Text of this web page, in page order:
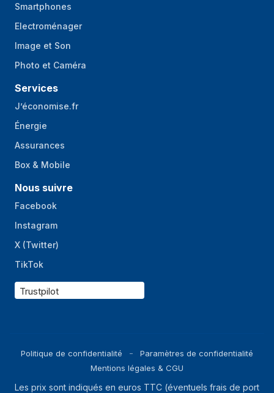
Smartphones
Electroménager
Image et Son
Photo et Caméra
Services
J’économise.fr
Énergie
Assurances
Box & Mobile
Nous suivre
Facebook
Instagram
X (Twitter)
TikTok
Trustpilot
Politique de confidentialité
Paramètres de confidentialité
Mentions légales & CGU
Les prix sont indiqués en euros TTC (éventuels frais de port